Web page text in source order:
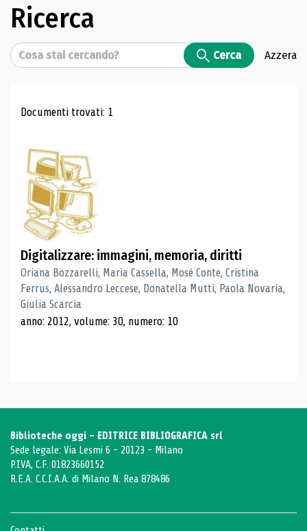
Ricerca
Cerca Cerca Azzera
Risultati di ricerca
Documenti trovati: 1
Digitalizzare: immagini, memoria, diritti
Oriana Bozzarelli, Maria Cassella, Mosé Conte, Cristina
Ferrus, Alessandro Leccese, Donatella Mutti, Paola Novaria,
Giulia Scarcia
anno: 2012, volume: 30, numero: 10
Biblioteche oggi - EDITRICE BIBLIOGRAFICA srl
Sede legale: Via Lesmi 6 - 20123 - Milano
P.IVA, C.F. 01823660152
R.E.A. C.C.I.A.A. di Milano N. Rea 878486